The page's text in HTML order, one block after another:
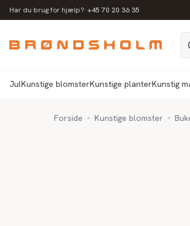
Har du brug for hjælp?·+45 70 20 36 35
JulKunstige blomsterKunstige planterKunstig
Forside Kunstige blomster